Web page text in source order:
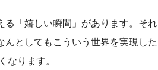
る「嬉しい瞬間」があります。それ
としてもこういう世界を実現した
なります。